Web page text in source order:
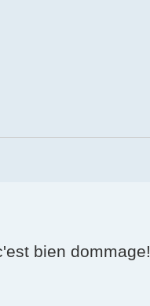
bien dommage!